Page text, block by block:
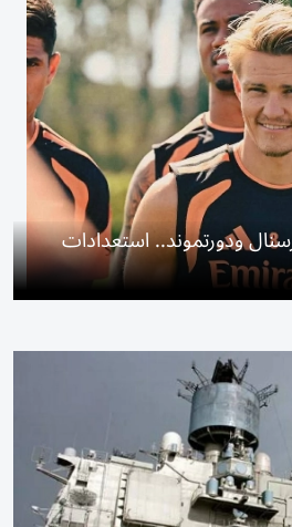
ودورتموند.. استعدادات